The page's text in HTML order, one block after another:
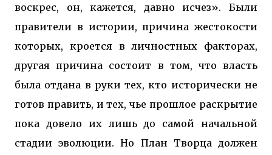
воскрес, он, кажется, давно исчез». Были
правители в истории, причина жестокости
которых, кроется в личностных факторах,
другая причина состоит в том, что власть
была отдана в руки тех, кто исторически не
готов править, и тех, чье прошлое раскрытие
пока довело их лишь до самой начальной
стадии эволюции. Но План Творца должен